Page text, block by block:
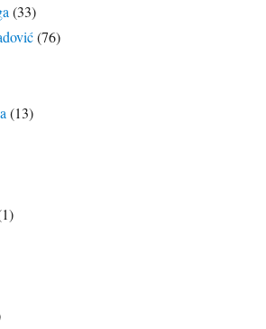
(33)
(76)
(13)